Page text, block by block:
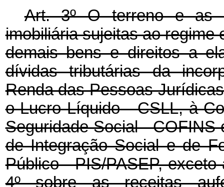
Art. 3º O terreno e as
imobiliária sujeitas ao regime
demais bens e direitos a
dívidas tributárias da
Renda das Pessoas
o Lucro Líquido - CSLL, à
Seguridade Social -
de Integração Social e de
Público - PIS/PASEP,
4º sobre as receitas